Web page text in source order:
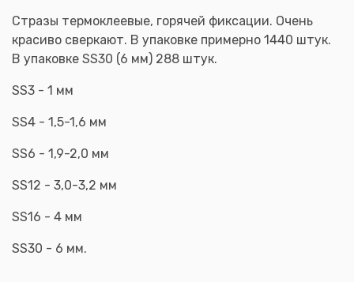
Стразы термоклеевые, горячей фиксации. Очень
красиво сверкают. В упаковке примерно 1440 штук.
В упаковке SS30 (6 мм) 288 штук.
SS3 - 1 мм
SS4 - 1,5-1,6 мм
SS6 - 1,9-2,0 мм
SS12 - 3,0-3,2 мм
SS16 - 4 мм
SS30 - 6 мм.